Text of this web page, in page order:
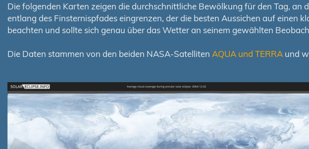
Die folgenden Karten zeigen die durchschnittliche Bewölkung für den Tag,
entlang des Finsternispfades eingrenzen, der die besten Aussichen auf einen
beachten und sollte sich genau über das Wetter an seinem gewählten
Die Daten stammen von den beiden NASA-Satelliten AQUA und TERRA und